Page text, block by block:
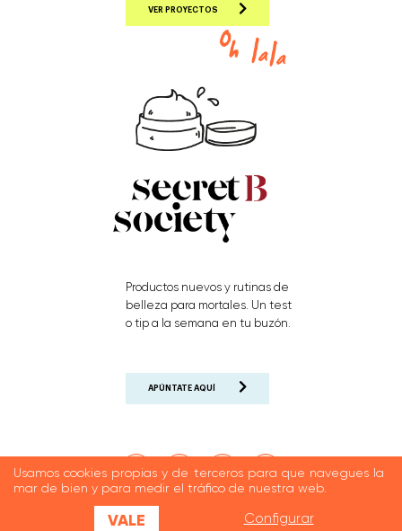
VER PROYECTOS
Productos nuevos y rutinas de
belleza para mortales. Un test
o tip a la semana en tu buzón.
APÚNTATE AQUÍ
Usamos cookies propias y de terceros para que navegues la
mar de bien y para medir el tráfico de nuestra web.
VALE Configurar